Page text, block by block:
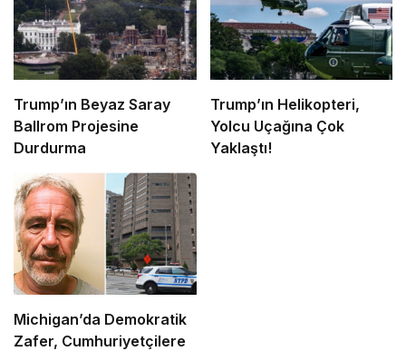
Trump’ın Beyaz Saray
Ballrom Projesine
Durdurma
Trump’ın Helikopteri,
Yolcu Uçağına Çok
Yaklaştı!
Michigan’da Demokratik
Zafer, Cumhuriyetçilere